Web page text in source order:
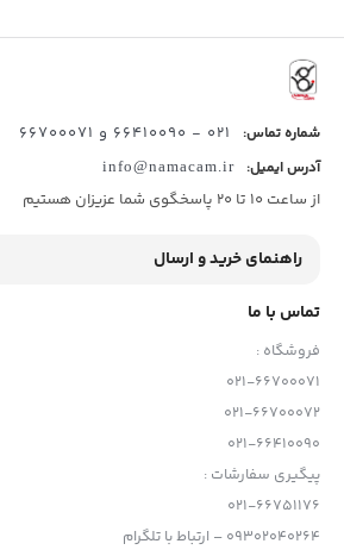
شماره تماس: 021 - 66410090 و 66700071
آدرس ایمیل: info@namacam.ir
از ساعت 10 تا 20 پاسخگوی شما عزیزان هستیم
راهنمای خرید و ارسال
تماس با ما
فروشگاه :
021-66700071
021-66700072
021-66410090
پیگیری سفارشات :
021-66751176
09302040264 – ارتباط با تلگرام